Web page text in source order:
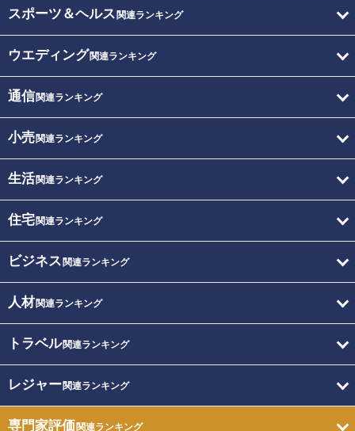
スポーツ＆ヘルス 関連ランキング
ウエディング関連ランキング
通信関連ランキング
小売関連ランキング
生活関連ランキング
住宅関連ランキング
ビジネス 関連ランキング
人材関連ランキング
トラベル関連ランキング
レジャー関連ランキング
専門家評価関連ランキング